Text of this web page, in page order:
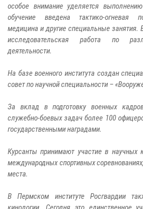
особое внимание уделяется
обучение введена тактико-огневая
медицина и другие специальные занятия.
исследовательская работа по
деятельности.
На базе военного института создан
совет по научной специальности –
За вклад в подготовку военных
служебно-боевых задач более 100
государственными наградами.
Курсанты принимают участие в научных
международных спортивных
места.
В Пермском институте Росгвардии